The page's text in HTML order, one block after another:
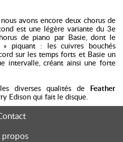
avons encore deux chorus de
est une légère variante du 3e
de piano par Basie, dont le
piquant : les cuivres bouchés
sur les temps forts et Basie un
intervalle, créant ainsi une forte
diverses qualités de Feather
Edison qui fait le disque.
propos